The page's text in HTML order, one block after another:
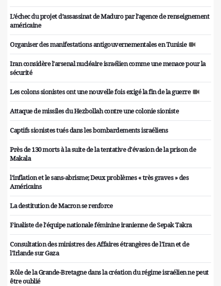
L’échec du projet d’assassinat de Maduro par l’agence de renseignement
américaine
Organiser des manifestations antigouvernementales en Tunisie
Iran considère l'arsenal nucléaire israélien comme une menace pour la
sécurité
Les colons sionistes ont une nouvelle fois exigé la fin de la guerre
Attaque de missiles du Hezbollah contre une colonie sioniste
Captifs sionistes tués dans les bombardements israéliens
Près de 130 morts à la suite de la tentative d'évasion de la prison de
Makala
l'inflation et le sans-abrisme; Deux problèmes « très graves » des
Américains
La destitution de Macron se renforce
Finaliste de l'équipe nationale féminine iranienne de Sepak Takra
Consultation des ministres des Affaires étrangères de l'Iran et de
l'Irlande sur Gaza
Rôle de la Grande-Bretagne dans la création du régime israélien ne peut
être oublié